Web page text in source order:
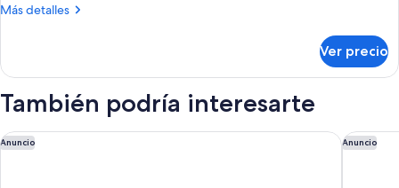
Más detalles
Más
Ver precio
También podría interesarte
Anuncio
Holiday Inn & Suites Nashville Downtown - Broadway by IHG
Anuncio